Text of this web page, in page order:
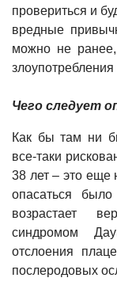
провериться и
вредные
можно не
Чего следует
Как бы там ни
все-таки
38 лет – это еще
опасаться
возрастает
синдромом
отслоения
послеродовых